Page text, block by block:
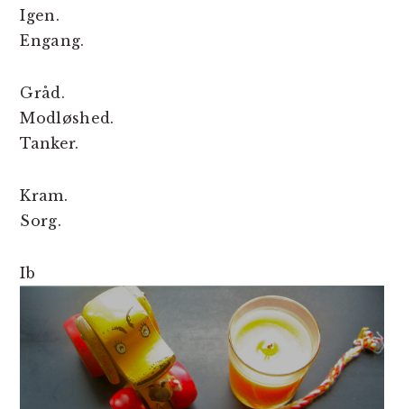
Igen.
Engang.
Gråd.
Modløshed.
Tanker.
Kram.
Sorg.
Ib